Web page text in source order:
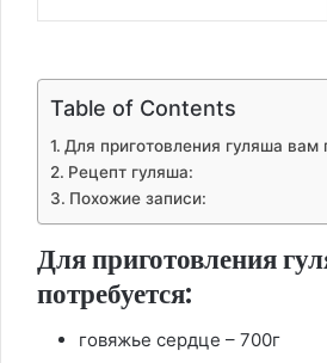
Table of Contents
Для приготовления гуляша вам
Рецепт гуляша:
Похожие записи:
Для приготовления
потребуется:
говяжье сердце – 700г